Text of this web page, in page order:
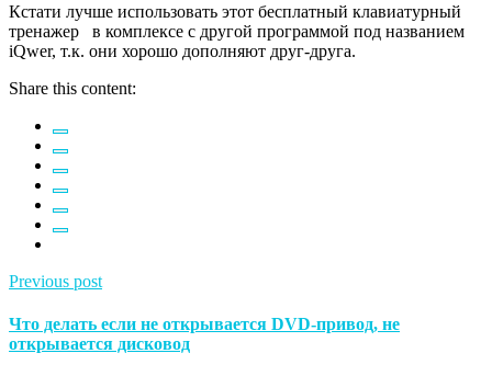
Кстати лучше использовать этот бесплатный клавиатурный
тренажер в комплексе с другой программой под названием
iQwer, т.к. они хорошо дополняют друг-друга.
Share this content:
Previous post
Что делать если не открывается DVD-привод, не
открывается дисковод